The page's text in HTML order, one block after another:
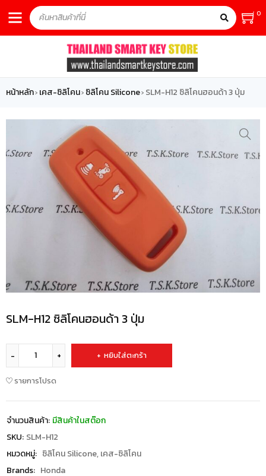
0
หน้าหลัก› เคส-ซิลิโคน› ซิลิโคน Silicone› SLM-H12 ซิลิโคนฮอนด้า 3 ปุ่ม
SLM-H12 ซิลิโคนฮอนด้า 3 ปุ่ม
หยิบใส่ตะกร้า
รายการโปรด
จำนวนสินค้า: มีสินค้าในสต๊อก
SKU: SLM-H12
หมวดหมู่: ซิลิโคน Silicone,เคส-ซิลิโคน
Brands: Honda